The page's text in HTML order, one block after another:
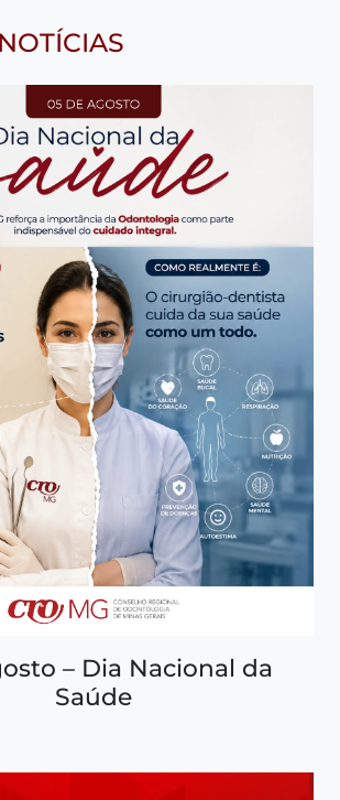
– Dia Nacional da
Saúde